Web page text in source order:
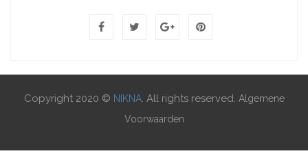
Copyright 2020 © NIKNA. All rights reserved. Algemene
Voorwaarden